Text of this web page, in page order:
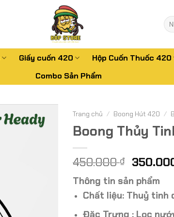
Tìm
Giấy cuốn 420 Hộp Cuốn Thuốc 420
Combo Sản Phẩm
Trang chủ / Boong Hút 420 /
Boong Thủy
450.000₫ Giá
gốc
là:
Thông tin sản phẩm
Chất liệu: Thuỷ tinh
Đặc Trưng : Lọc